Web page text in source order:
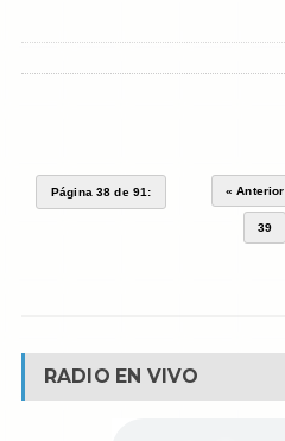
Página 38 de 91: « Anterior
39
RADIO EN VIVO